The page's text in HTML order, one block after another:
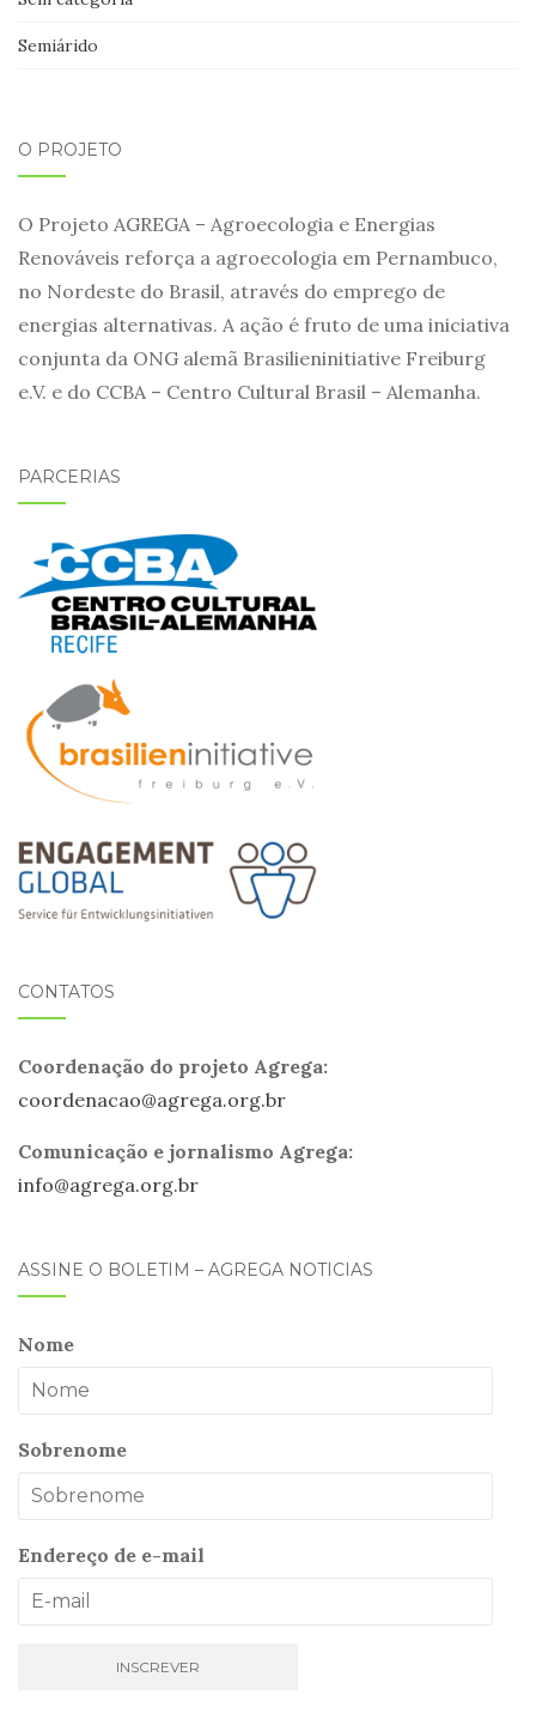
Semiárido
O PROJETO
O Projeto AGREGA – Agroecologia e Energias
Renováveis reforça a agroecologia em Pernambuco,
no Nordeste do Brasil, através do emprego de
energias alternativas. A ação é fruto de uma iniciativa
conjunta da ONG alemã Brasilieninitiative Freiburg
e.V. e do CCBA – Centro Cultural Brasil – Alemanha.
PARCERIAS
CONTATOS
Coordenação do projeto Agrega:
coordenacao@agrega.org.br
Comunicação e jornalismo Agrega:
info@agrega.org.br
ASSINE O BOLETIM – AGREGA NOTÍCIAS
Nome
Sobrenome
Endereço de e-mail